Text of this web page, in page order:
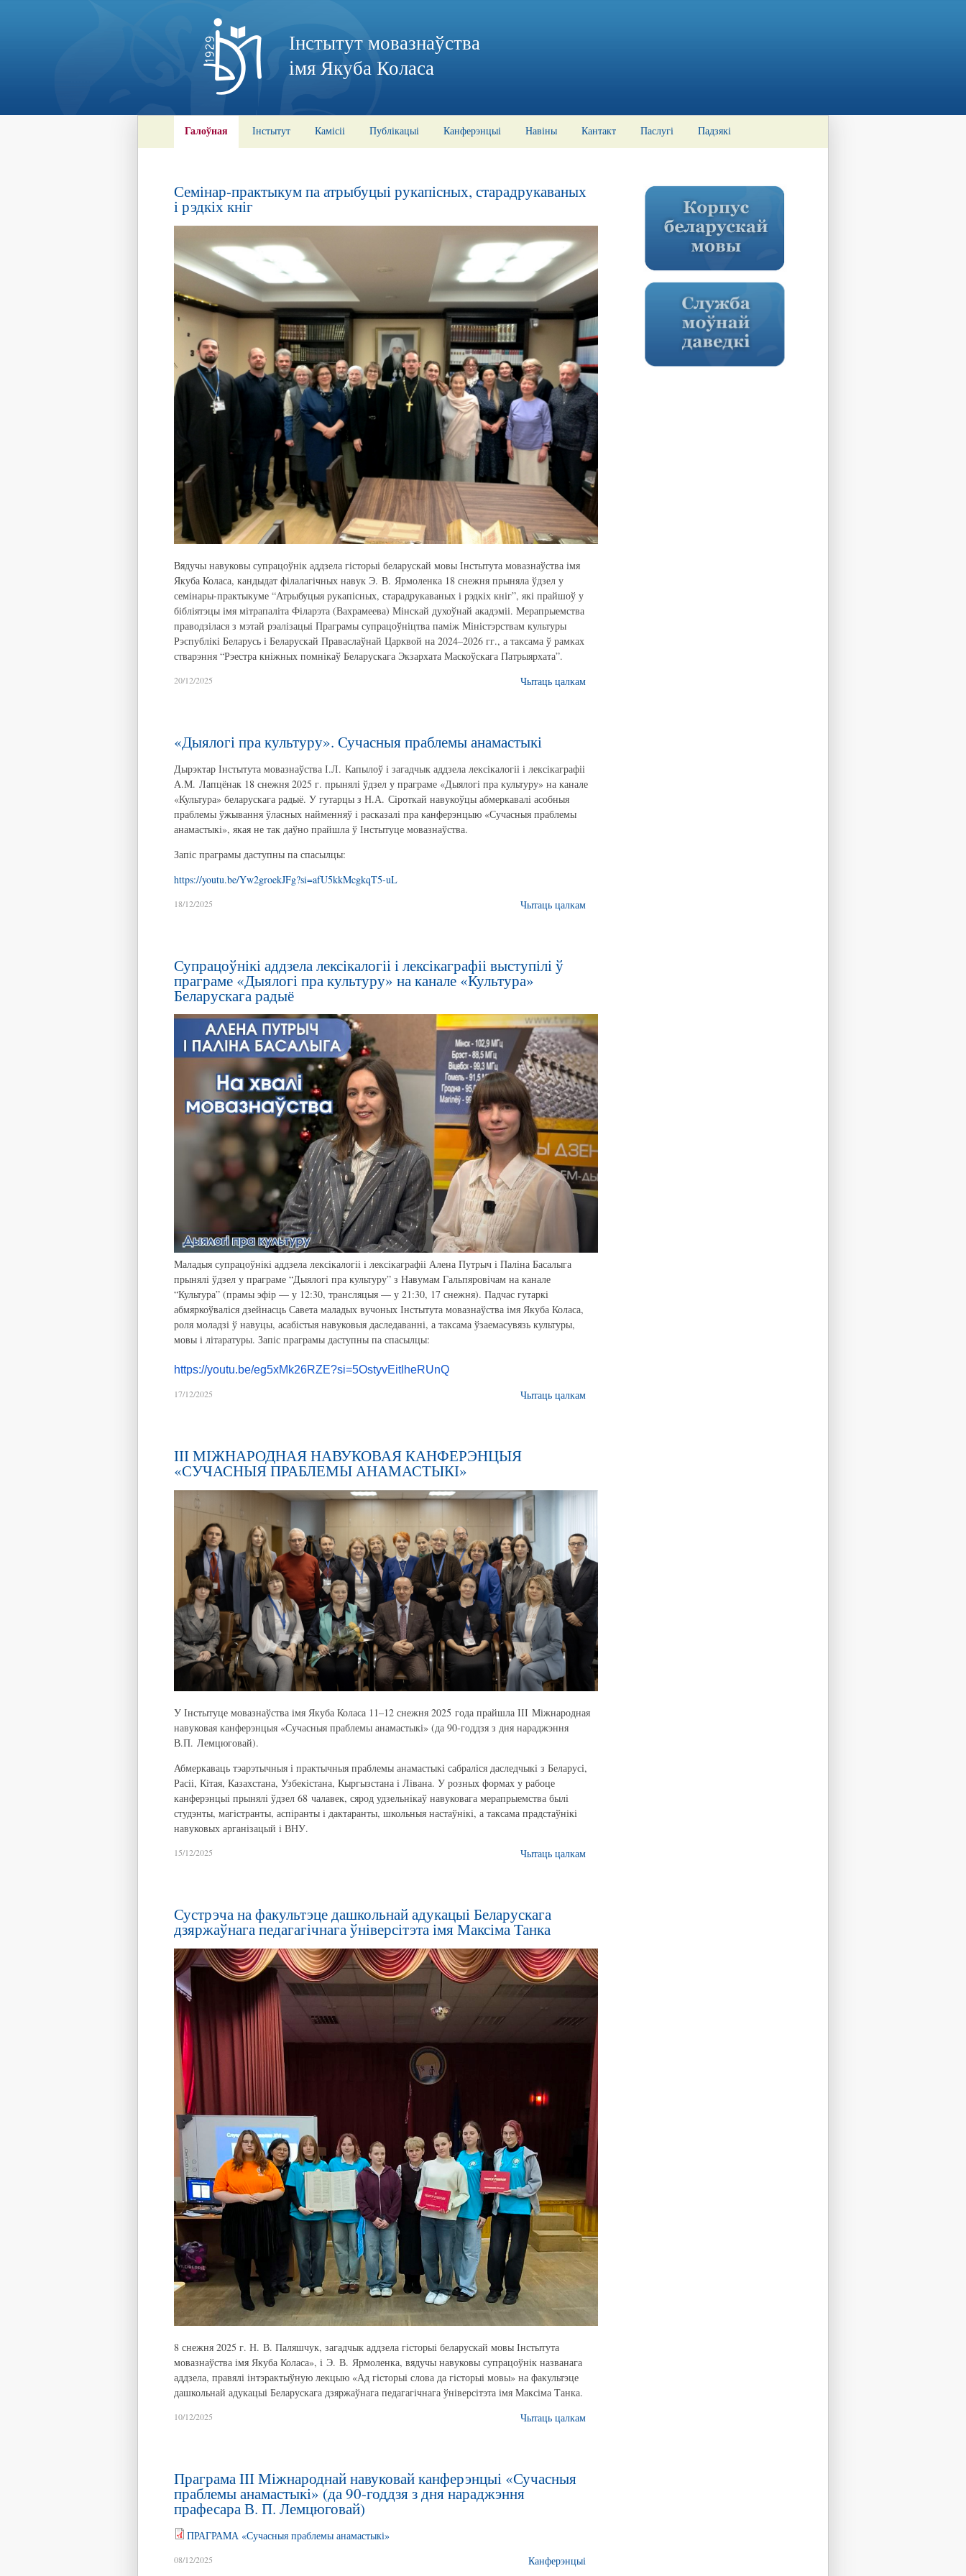
Інстытут мовазнаўства
імя Якуба Коласа
Галоўная Інстытут Камісіі Публікацыі Канферэнцыі Навіны Кантакт Паслугі Падзякі
Семінар-практыкум па атрыбуцыі рукапісных, старадрукаваных
і рэдкіх кніг
Вядучы навуковы супрацоўнік аддзела гісторыі беларускай мовы Інстытута мовазнаўства імя
Якуба Коласа, кандыдат філалагічных навук Э. В. Ярмоленка 18 снежня прыняла ўдзел у
семінары-практыкуме “Атрыбуцыя рукапісных, старадрукаваных і рэдкіх кніг”, які прайшоў у
бібліятэцы імя мітрапаліта Філарэта (Вахрамеева) Мінскай духоўнай акадэміі. Мерапрыемства
праводзілася з мэтай рэалізацыі Праграмы супрацоўніцтва паміж Міністэрствам культуры
Рэспублікі Беларусь і Беларускай Праваслаўнай Царквой на 2024–2026 гг., а таксама ў рамках
стварэння “Рэестра кніжных помнікаў Беларускага Экзархата Маскоўскага Патрыярхата”.
20/12/2025 Чытаць цалкам
«Дыялогі пра культуру». Сучасныя праблемы анамастыкі
Дырэктар Інстытута мовазнаўства І.Л. Капылоў і загадчык аддзела лексікалогіі і лексікаграфіі
А.М. Лапцёнак 18 снежня 2025 г. прынялі ўдзел у праграме «Дыялогі пра культуру» на канале
«Культура» беларускага радыё. У гутарцы з Н.А. Сіроткай навукоўцы абмеркавалі асобныя
праблемы ўжывання ўласных найменняў і расказалі пра канферэнцыю «Сучасныя праблемы
анамастыкі», якая не так даўно прайшла ў Інстытуце мовазнаўства.
Запіс праграмы даступны па спасылцы:
https://youtu.be/Yw2groekJFg?si=afU5kkMcgkqT5-uL
18/12/2025 Чытаць цалкам
Супрацоўнікі аддзела лексікалогіі і лексікаграфіі выступілі ў
праграме «Дыялогі пра культуру» на канале «Культура»
Беларускага радыё
Маладыя супрацоўнікі аддзела лексікалогіі і лексікаграфіі Алена Путрыч і Паліна Басалыга
прынялі ўдзел у праграме “Дыялогі пра культуру” з Навумам Гальпяровічам на канале
“Культура” (прамы эфір — у 12:30, трансляцыя — у 21:30, 17 снежня). Падчас гутаркі
абмяркоўваліся дзейнасць Савета маладых вучоных Інстытута мовазнаўства імя Якуба Коласа,
роля моладзі ў навуцы, асабістыя навуковыя даследаванні, а таксама ўзаемасувязь культуры,
мовы і літаратуры. Запіс праграмы даступны па спасылцы:
https://youtu.be/eg5xMk26RZE?si=5OstyvEitIheRUnQ
17/12/2025 Чытаць цалкам
ІІІ МІЖНАРОДНАЯ НАВУКОВАЯ КАНФЕРЭНЦЫЯ
«СУЧАСНЫЯ ПРАБЛЕМЫ АНАМАСТЫКІ»
У Інстытуце мовазнаўства імя Якуба Коласа 11–12 снежня 2025 года прайшла ІІІ Міжнародная
навуковая канферэнцыя «Сучасныя праблемы анамастыкі» (да 90-годдзя з дня нараджэння
В.П. Лемцюговай).
Абмеркаваць тэарэтычныя і практычныя праблемы анамастыкі сабраліся даследчыкі з Беларусі,
Расіі, Кітая, Казахстана, Узбекістана, Кыргызстана і Лівана. У розных формах у рабоце
канферэнцыі прынялі ўдзел 68 чалавек, сярод удзельнікаў навуковага мерапрыемства былі
студэнты, магістранты, аспіранты і дактаранты, школьныя настаўнікі, а таксама прадстаўнікі
навуковых арганізацый і ВНУ.
15/12/2025 Чытаць цалкам
Сустрэча на факультэце дашкольнай адукацыі Беларускага
дзяржаўнага педагагічнага ўніверсітэта імя Максіма Танка
8 снежня 2025 г. Н. В. Паляшчук, загадчык аддзела гісторыі беларускай мовы Інстытута
мовазнаўства імя Якуба Коласа», і Э. В. Ярмоленка, вядучы навуковы супрацоўнік названага
аддзела, правялі інтэрактыўную лекцыю «Ад гісторыі слова да гісторыі мовы» на факультэце
дашкольнай адукацыі Беларускага дзяржаўнага педагагічнага ўніверсітэта імя Максіма Танка.
10/12/2025 Чытаць цалкам
Праграма III Міжнароднай навуковай канферэнцыі «Сучасныя
праблемы анамастыкі» (да 90-годдзя з дня нараджэння
прафесара В. П. Лемцюговай)
ПРАГРАМА «Сучасныя праблемы анамастыкі»
08/12/2025 Канферэнцыі